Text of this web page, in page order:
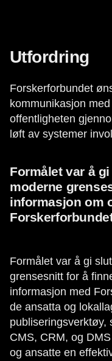
Utfordring
Forskerforbundet
kommunikasjon
offentligheten
løft av systemer
Formålet var å
moderne
informasjon om
Formålet var å gi
grensesnitt for å
informasjon med
de ansatta og
publiseringsverktøy,
CMS, CRM, og
og ansatte en